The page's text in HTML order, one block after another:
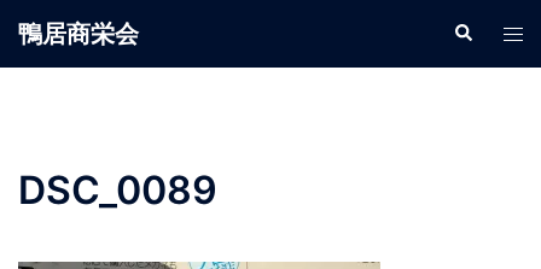
鴨居商栄会
DSC_0089